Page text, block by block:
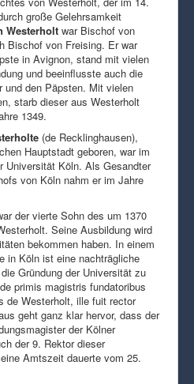
große Gelehrsamkeit
Westerholt war Bischof von
Bischof von Freising. Er war
in Avignon, stand mit vielen
und beeinflusste auch die
den Päpsten. Mit vielen
starb dieser aus Westerholt
1349.
(de Recklinghausen),
Hauptstadt geboren, war im
Universität Köln. Als Gesandter
von Köln nahm er im Jahre
der vierte Sohn des um 1370
Seine Ausbildung wird
bekommen haben. In einem
in Köln ist eine nachträgliche
Gründung der Universität zu
primis magistris fundatoribus
de Westerholt, ille fuit rector
geht ganz klar hervor, dass der
der Kölner
der 9. Rektor dieser
Amtszeit dauerte vom 25.